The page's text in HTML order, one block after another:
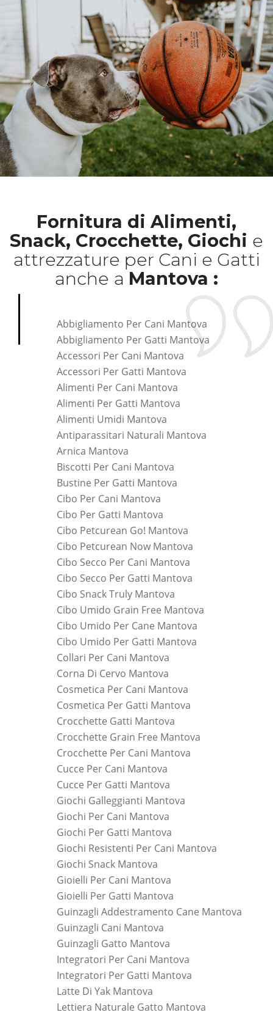
Fornitura di Alimenti,
Snack, Crocchette, Giochi e
attrezzature per Cani e Gatti
anche a Mantova :
Abbigliamento Per Cani Mantova
Abbigliamento Per Gatti Mantova
Accessori Per Cani Mantova
Accessori Per Gatti Mantova
Alimenti Per Cani Mantova
Alimenti Per Gatti Mantova
Alimenti Umidi Mantova
Antiparassitari Naturali Mantova
Arnica Mantova
Biscotti Per Cani Mantova
Bustine Per Gatti Mantova
Cibo Per Cani Mantova
Cibo Per Gatti Mantova
Cibo Petcurean Go! Mantova
Cibo Petcurean Now Mantova
Cibo Secco Per Cani Mantova
Cibo Secco Per Gatti Mantova
Cibo Snack Truly Mantova
Cibo Umido Grain Free Mantova
Cibo Umido Per Cane Mantova
Cibo Umido Per Gatti Mantova
Collari Per Cani Mantova
Corna Di Cervo Mantova
Cosmetica Per Cani Mantova
Cosmetica Per Gatti Mantova
Crocchette Gatti Mantova
Crocchette Grain Free Mantova
Crocchette Per Cani Mantova
Cucce Per Cani Mantova
Cucce Per Gatti Mantova
Giochi Galleggianti Mantova
Giochi Per Cani Mantova
Giochi Per Gatti Mantova
Giochi Resistenti Per Cani Mantova
Giochi Snack Mantova
Gioielli Per Cani Mantova
Gioielli Per Gatti Mantova
Guinzagli Addestramento Cane Mantova
Guinzagli Cani Mantova
Guinzagli Gatto Mantova
Integratori Per Cani Mantova
Integratori Per Gatti Mantova
Latte Di Yak Mantova
Lettiera Naturale Gatto Mantova